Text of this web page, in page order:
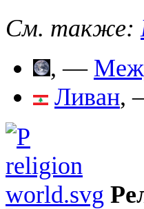
См. также:
, —
Ливан,